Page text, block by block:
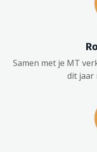
Samen met je MT
dit jaar